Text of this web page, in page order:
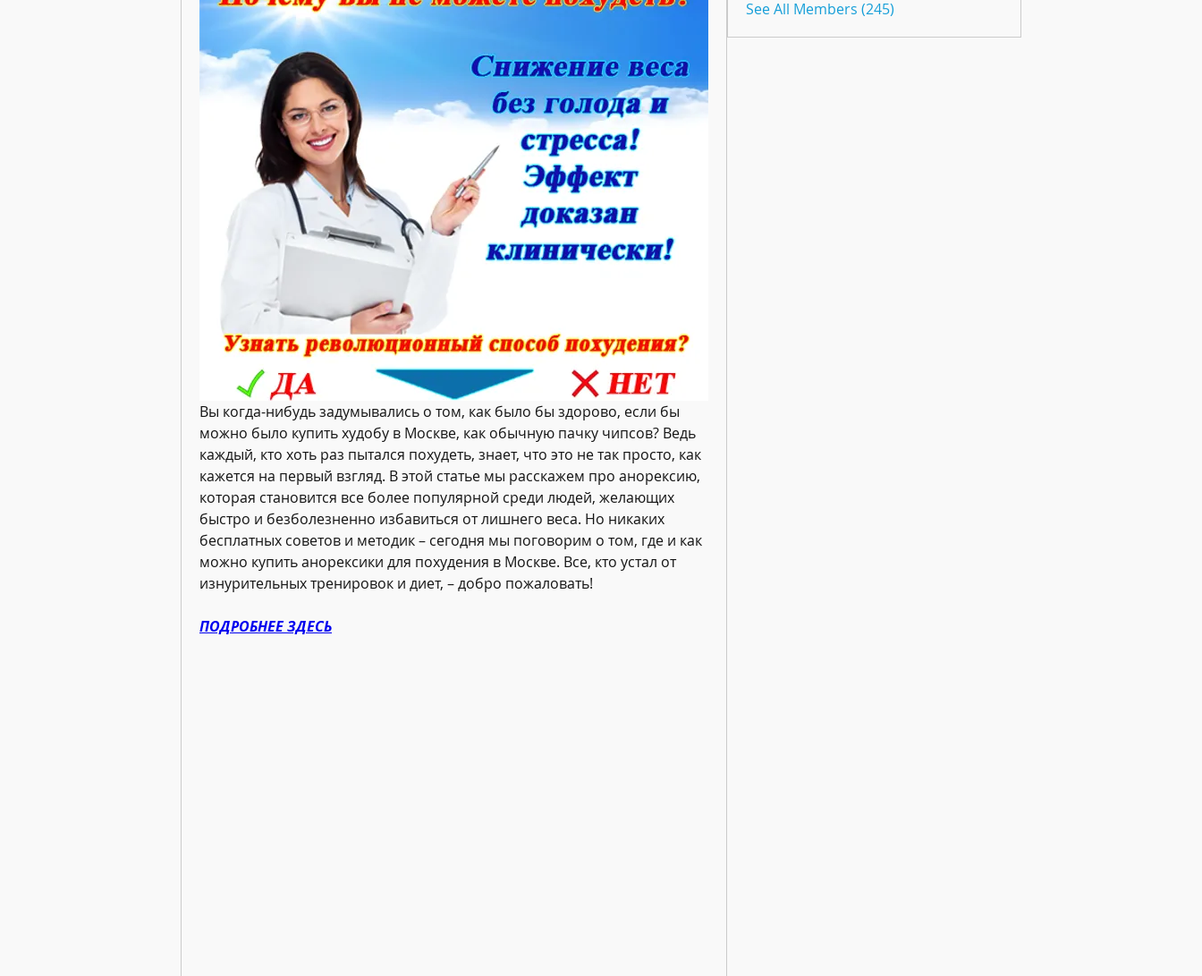
Вы когда-нибудь задумывались о том, как было бы здорово, если бы
можно было купить худобу в Москве, как обычную пачку чипсов? Ведь
каждый, кто хоть раз пытался похудеть, знает, что это не так просто, как
кажется на первый взгляд. В этой статье мы расскажем про анорексию,
которая становится все более популярной среди людей, желающих
быстро и безболезненно избавиться от лишнего веса. Но никаких
бесплатных советов и методик – сегодня мы поговорим о том, где и как
можно купить анорексики для похудения в Москве. Все, кто устал от
изнурительных тренировок и диет, – добро пожаловать!
ПОДРОБНЕЕ ЗДЕСЬ
See All Members (245)